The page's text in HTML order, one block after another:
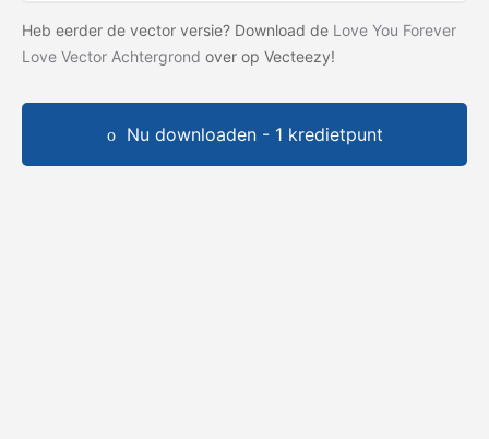
Heb eerder de vector versie? Download de Love You Forever
Love Vector Achtergrond over op Vecteezy!
Nu downloaden - 1 kredietpunt